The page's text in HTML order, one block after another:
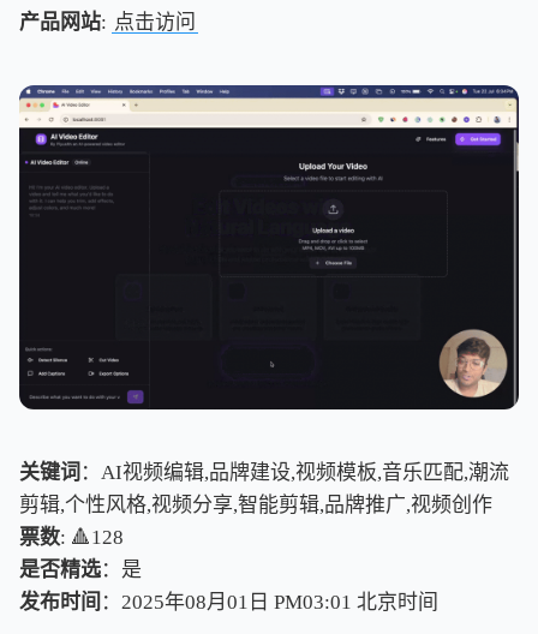
产品网站: 点击访问
关键词 ：AI视频编辑,品牌建设,视频模板,音乐匹配,潮流
剪辑,个性风格,视频分享,智能剪辑,品牌推广,视频创作
票数: 🔺128
是否精选：是
发布时间 ：2025年08月01日 PM03:01 北京时间
北京时间